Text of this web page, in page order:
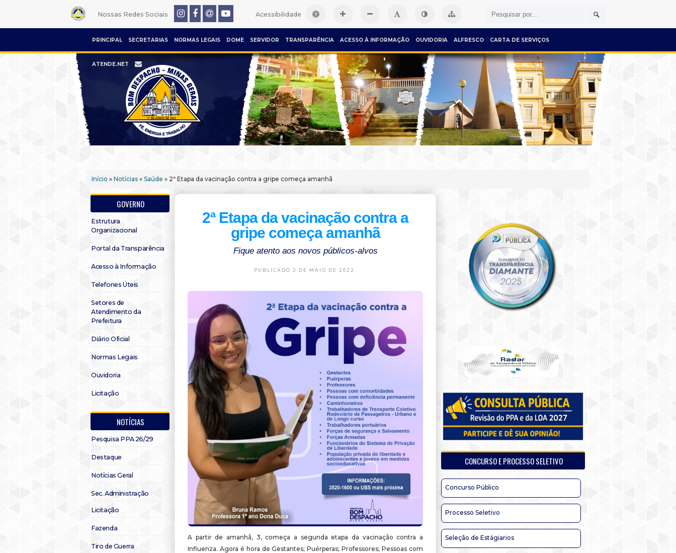
Nossas Redes Sociais Acessibilidade
PRINCIPAL SECRETARIAS NORMAS LEGAIS DOME SERVIDOR TRANSPARÊNCIA ACESSO À INFORMAÇÃO OUVIDORIA ALFRESCO CARTA DE SERVIÇOS
ATENDE.NET
Início » Notícias » Saúde » 2ª Etapa da vacinação contra a gripe começa amanhã
GOVERNO
Estrutura
Organizacional
Portal da Transparência
Acesso à Informação
Telefones Úteis
Setores de
Atendimento da
Prefeitura
Diário Oficial
Normas Legais
Ouvidoria
Licitação
NOTÍCIAS
Pesquisa PPA 26/29
Destaque
Notícias Geral
Sec. Administração
Licitação
Fazenda
Tiro de Guerra
2ª Etapa da vacinação contra a
gripe começa amanhã
Fique atento aos novos públicos-alvos
PUBLICADO 2 DE MAIO DE 2022.
A partir de amanhã, 3, começa a segunda etapa da vacinação contra a
Influenza. Agora é hora deGestantes; Puérperas; Professores; Pessoas com
CONCURSO E PROCESSO SELETIVO
Concurso Público
Processo Seletivo
Seleção de Estágiarios